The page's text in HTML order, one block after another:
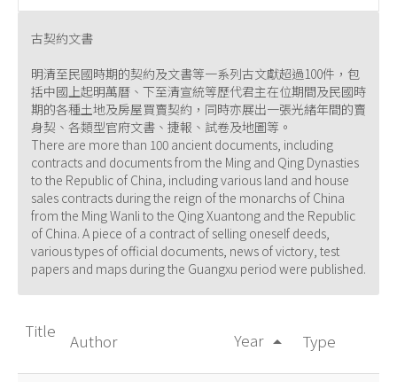
古契約文書
明清至民國時期的契約及文書等一系列古文獻超過100件，包
括中國上起明萬曆、下至清宣統等歷代君主在位期間及民國時
期的各種土地及房屋買賣契約，同時亦展出一張光緒年間的賣
身契、各類型官府文書、捷報、試卷及地圖等。
There are more than 100 ancient documents, including
contracts and documents from the Ming and Qing Dynasties
to the Republic of China, including various land and house
sales contracts during the reign of the monarchs of China
from the Ming Wanli to the Qing Xuantong and the Republic
of China. A piece of a contract of selling oneself deeds,
various types of official documents, news of victory, test
papers and maps during the Guangxu period were published.
Title Author Year arrow_drop_up Type